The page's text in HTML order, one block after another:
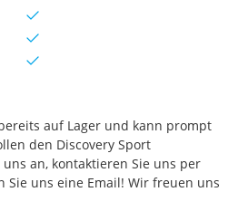
auf Lager und kann prompt
den Discovery Sport
an, kontaktieren Sie uns per
Sie uns eine Email! Wir freuen uns